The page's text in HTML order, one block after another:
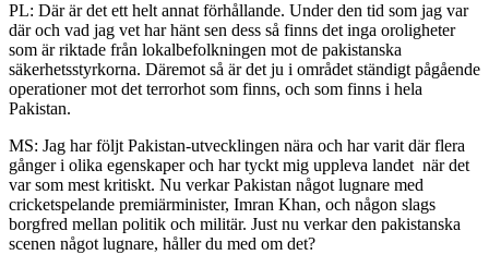
PL: Där är det ett helt annat förhållande. Under den tid som jag var
där och vad jag vet har hänt sen dess så finns det inga oroligheter
som är riktade från lokalbefolkningen mot de pakistanska
säkerhetsstyrkorna. Däremot så är det ju i området ständigt pågående
operationer mot det terrorhot som finns, och som finns i hela
Pakistan.
MS: Jag har följt Pakistan-utvecklingen nära och har varit där flera
gånger i olika egenskaper och har tyckt mig uppleva landet när det
var som mest kritiskt. Nu verkar Pakistan något lugnare med
cricketspelande premiärminister, Imran Khan, och någon slags
borgfred mellan politik och militär. Just nu verkar den pakistanska
scenen något lugnare, håller du med om det?